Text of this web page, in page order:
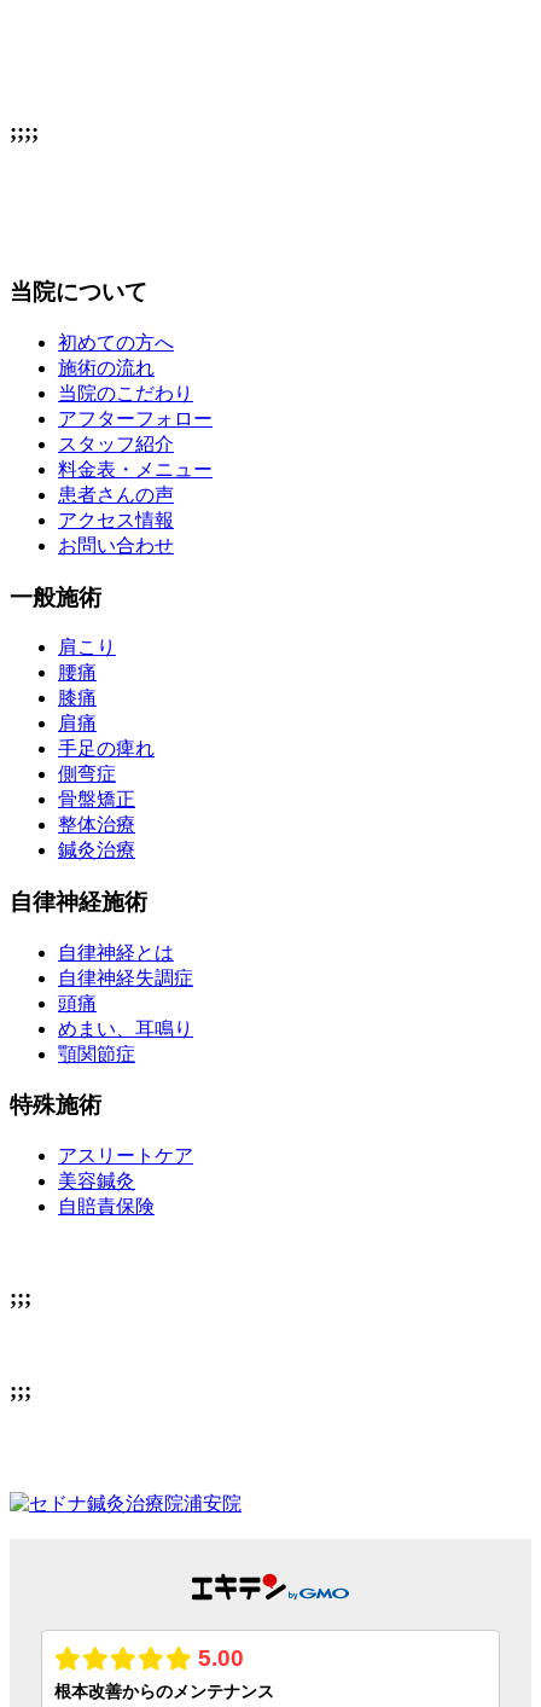
;;;;
当院について
初めての方へ
施術の流れ
当院のこだわり
アフターフォロー
スタッフ紹介
料金表・メニュー
患者さんの声
アクセス情報
お問い合わせ
一般施術
肩こり
腰痛
膝痛
肩痛
手足の痺れ
側弯症
骨盤矯正
整体治療
鍼灸治療
自律神経施術
自律神経とは
自律神経失調症
頭痛
めまい、耳鳴り
顎関節症
特殊施術
アスリートケア
美容鍼灸
自賠責保険
;;;
;;;